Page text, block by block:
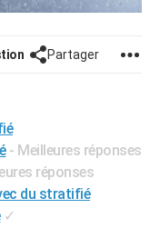
Partager
- Meilleures réponses
réponses
du stratifié
✓